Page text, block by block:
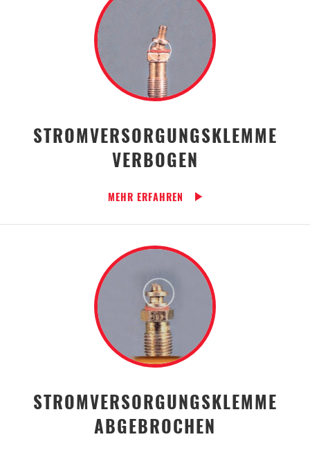
STROMVERSORGUNGSKLEMME
VERBOGEN
MEHR ERFAHREN
STROMVERSORGUNGSKLEMME
ABGEBROCHEN